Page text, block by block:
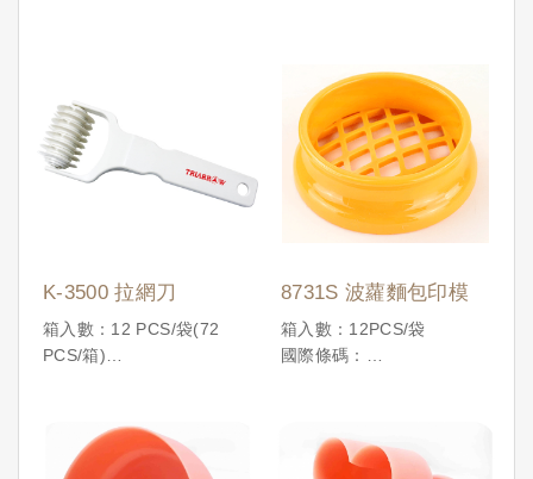
K-3500 拉網刀
箱入數：12 PCS/袋(72
PCS/箱)
8731S 波蘿麵包印模
箱入數：12PCS/袋
國際條碼：